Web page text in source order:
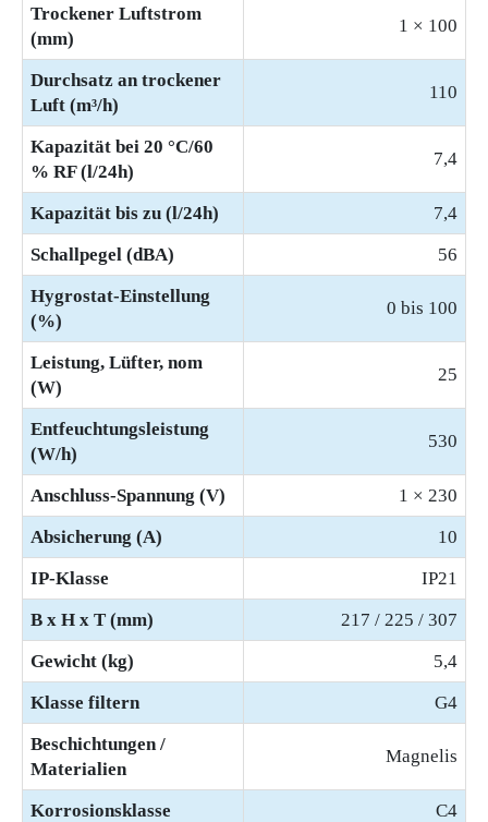
Trockener Luftstrom
(mm)
1 × 100
Durchsatz an trockener
Luft (m³/h)
110
Kapazität bei 20 °C/60
% RF (l/24h)
7,4
Kapazität bis zu (l/24h)
7,4
Schallpegel (dBA)
56
Hygrostat-Einstellung
(%)
0 bis 100
Leistung, Lüfter, nom
(W)
25
Entfeuchtungsleistung
(W/h)
530
Anschluss-Spannung (V)
1 × 230
Absicherung (A)
10
IP-Klasse
IP21
B x H x T (mm)
217 / 225 / 307
Gewicht (kg)
5,4
Klasse filtern
G4
Beschichtungen /
Materialien
Magnelis
Korrosionsklasse
C4